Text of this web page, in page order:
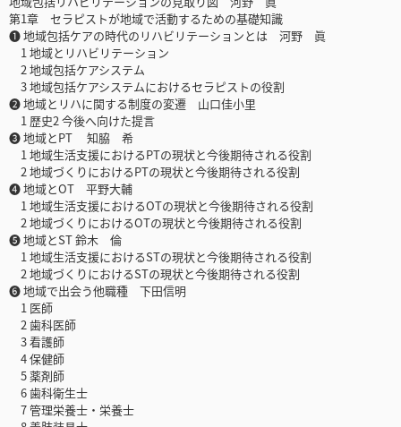
第1章 セラピストが地域で活動するための基礎知識
❶ 地域包括ケアの時代のリハビリテーションとは 河野 眞
1 地域とリハビリテーション
2 地域包括ケアシステム
3 地域包括ケアシステムにおけるセラピストの役割
❷ 地域とリハに関する制度の変遷 山口佳小里
1 歴史2 今後へ向けた提言
❸ 地域とPT 知脇 希
1 地域生活支援におけるPTの現状と今後期待される役割
2 地域づくりにおけるPTの現状と今後期待される役割
❹ 地域とOT 平野大輔
1 地域生活支援におけるOTの現状と今後期待される役割
2 地域づくりにおけるOTの現状と今後期待される役割
❺ 地域とST 鈴木 倫
1 地域生活支援におけるSTの現状と今後期待される役割
2 地域づくりにおけるSTの現状と今後期待される役割
❻ 地域で出会う他職種 下田信明
1 医師
2 歯科医師
3 看護師
4 保健師
5 薬剤師
6 歯科衛生士
7 管理栄養士・栄養士